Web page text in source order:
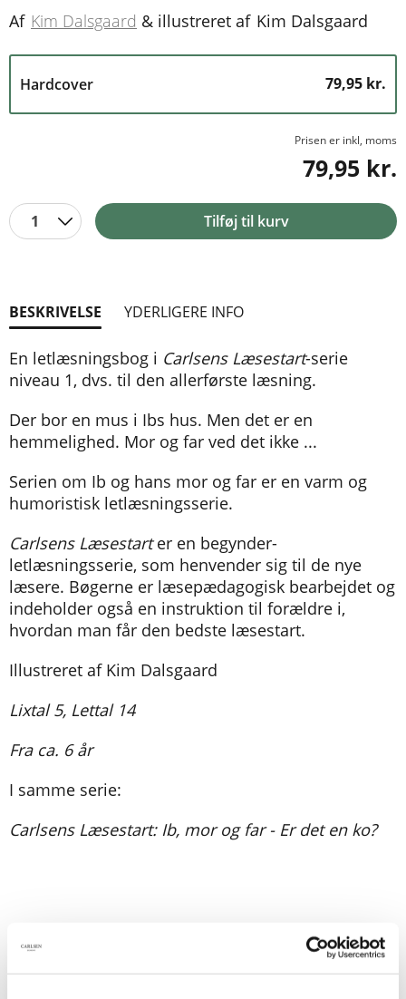
Af Kim Dalsgaard & illustreret af Kim Dalsgaard
Hardcover 79,95 kr.
Prisen er inkl, moms
79,95 kr.
1 Tilføj til kurv
BESKRIVELSE YDERLIGERE INFO
En letlæsningsbog i Carlsens Læsestart-serie
niveau 1, dvs. til den allerførste læsning.
Der bor en mus i Ibs hus. Men det er en
hemmelighed. Mor og far ved det ikke ...
Serien om Ib og hans mor og far er en varm og
humoristisk letlæsningsserie.
Carlsens Læsestarter en begynder-
letlæsningsserie, som henvender sig til de nye
læsere. Bøgerne er læsepædagogisk bearbejdet og
indeholder også en instruktion til forældre i,
hvordan man får den bedste læsestart.
Illustreret af Kim Dalsgaard
Lixtal 5, Lettal 14
Fra ca. 6 år
I samme serie:
Carlsens Læsestart: Ib, mor og far - Er det en ko?